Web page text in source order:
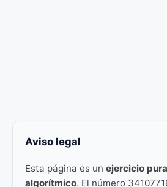
Aviso legal
Esta página es un ejercicio
algorítmico. El número